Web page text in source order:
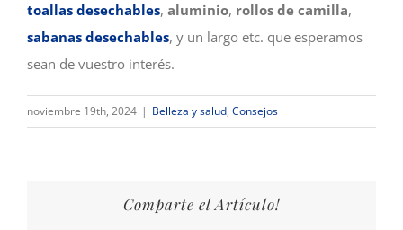
toallas desechables, aluminio, rollos de camilla,
sabanas desechables, y un largo etc. que esperamos
sean de vuestro interés.
noviembre 19th, 2024 | Belleza y salud, Consejos
Comparte el Artículo!